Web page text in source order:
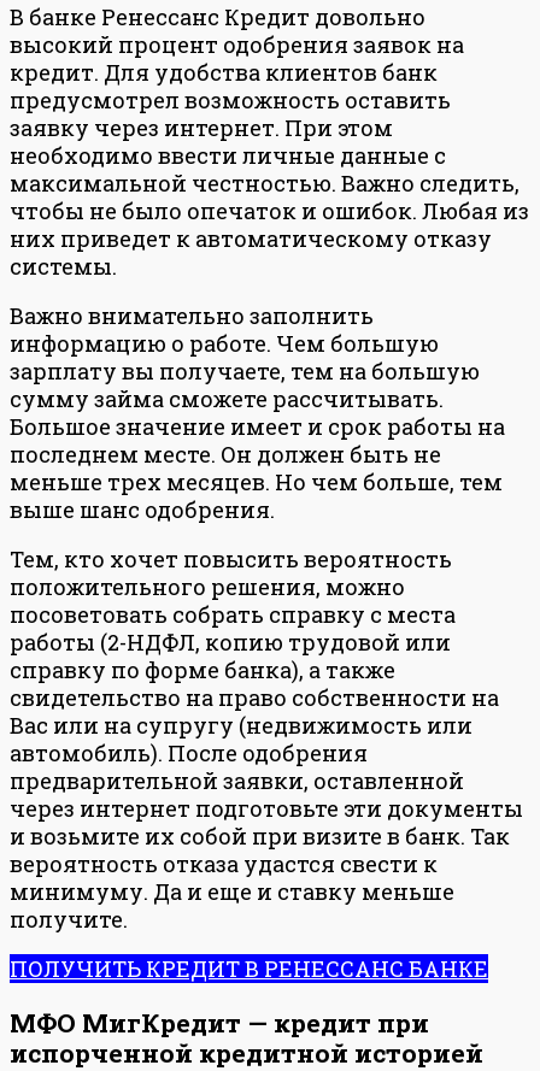
В банке Ренессанс Кредит довольно
высокий процент одобрения заявок на
кредит. Для удобства клиентов банк
предусмотрел возможность оставить
заявку через интернет. При этом
необходимо ввести личные данные с
максимальной честностью. Важно следить,
чтобы не было опечаток и ошибок. Любая из
них приведет к автоматическому отказу
системы.
Важно внимательно заполнить
информацию о работе. Чем большую
зарплату вы получаете, тем на большую
сумму займа сможете рассчитывать.
Большое значение имеет и срок работы на
последнем месте. Он должен быть не
меньше трех месяцев. Но чем больше, тем
выше шанс одобрения.
Тем, кто хочет повысить вероятность
положительного решения, можно
посоветовать собрать справку с места
работы (2-НДФЛ, копию трудовой или
справку по форме банка), а также
свидетельство на право собственности на
Вас или на супругу (недвижимость или
автомобиль). После одобрения
предварительной заявки, оставленной
через интернет подготовьте эти документы
и возьмите их собой при визите в банк. Так
вероятность отказа удастся свести к
минимуму. Да и еще и ставку меньше
получите.
ПОЛУЧИТЬ КРЕДИТ В РЕНЕССАНС БАНКЕ
МФО МигКредит — кредит при
испорченной кредитной историей